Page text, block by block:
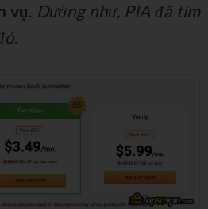
vụ. Dường như, PIA đã tìm